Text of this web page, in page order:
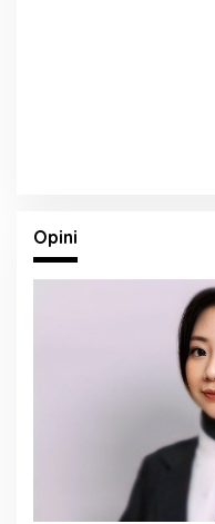
Opini